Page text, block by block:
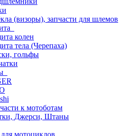
(визоры), запчасти для шлемов
колен
тела (Черепаха)
гольфы
к мотоботам
Джерси, Штаны
мотоциклов